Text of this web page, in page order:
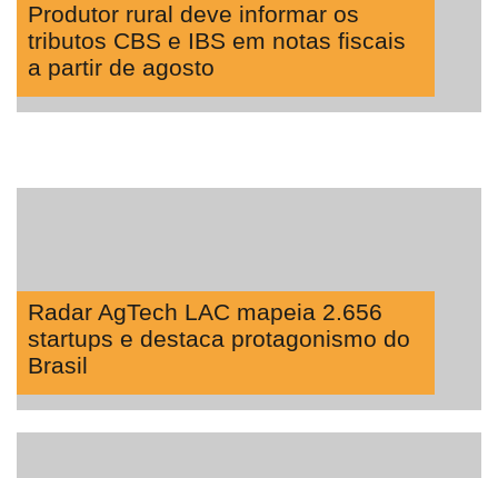
Produtor rural deve informar os
tributos CBS e IBS em notas fiscais
a partir de agosto
Radar AgTech LAC mapeia 2.656
startups e destaca protagonismo do
Brasil